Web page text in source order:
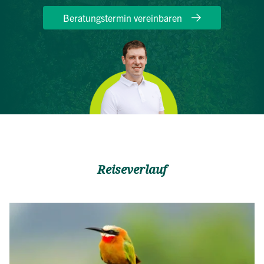
Beratungstermin vereinbaren
Reiseverlauf